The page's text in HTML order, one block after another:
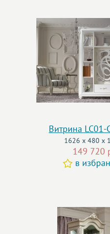
Витрина LC01-
1626 x 480 x
149 720
в